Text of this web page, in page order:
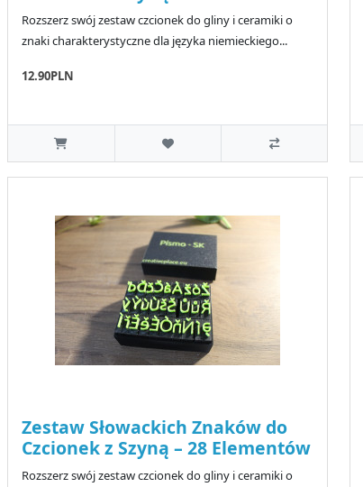
Rozszerz swój zestaw czcionek do gliny i ceramiki o
znaki charakterystyczne dla języka niemieckiego...
12.90PLN
Zestaw Słowackich Znaków do
Czcionek z Szyną – 28 Elementów
Rozszerz swój zestaw czcionek do gliny i ceramiki o